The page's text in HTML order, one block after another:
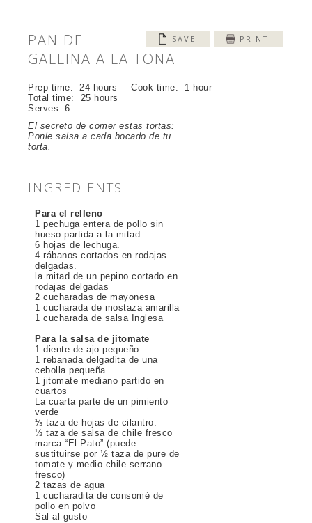
SAVE PRINT
PAN DE
GALLINA A LA TONA
Prep time:24 hours Cook time: 1 hour
Total time: 25 hours
Serves:6
El secreto de comer estas tortas:
Ponle salsa a cada bocado de tu
torta.
INGREDIENTS
Para el relleno
1 pechuga entera de pollo sin
hueso partida a la mitad
6 hojas de lechuga.
4 rábanos cortados en rodajas
delgadas.
la mitad de un pepino cortado en
rodajas delgadas
2 cucharadas de mayonesa
1 cucharada de mostaza amarilla
1 cucharada de salsa Inglesa
Para la salsa de jitomate
1 diente de ajo pequeño
1 rebanada delgadita de una
cebolla pequeña
1 jitomate mediano partido en
cuartos
La cuarta parte de un pimiento
verde
⅓ taza de hojas de cilantro.
½ taza de salsa de chile fresco
marca “El Pato” (puede
sustituirse por ½ taza de pure de
tomate y medio chile serrano
fresco)
2 tazas de agua
1 cucharadita de consomé de
pollo en polvo
Sal al gusto